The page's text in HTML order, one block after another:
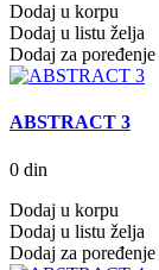
Dodaj u korpu
Dodaj u listu želja
Dodaj za poređenje
ABSTRACT 3
0 din
Dodaj u korpu
Dodaj u listu želja
Dodaj za poređenje